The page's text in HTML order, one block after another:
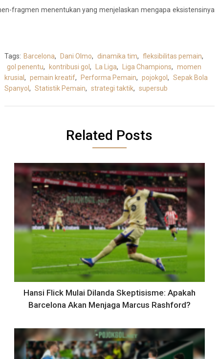
fragmen menentukan yang menjelaskan mengapa eksistensinya
Tags: Barcelona, Dani Olmo, dinamika tim, fleksibilitas pemain,
gol penentu, kontribusi gol , La Liga, Liga Champions, momen
krusial, pemain kreatif, Performa Pemain, pojokgol , Sepak Bola
Spanyol , Statistik Pemain, strategi taktik, supersub
Related Posts
Hansi Flick Mulai Dilanda Skeptisisme: Apakah
Barcelona Akan Menjaga Marcus Rashford?